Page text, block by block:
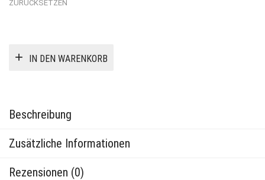
ZURÜCKSETZEN
IN DEN WARENKORB
Beschreibung
Zusätzliche Informationen
Rezensionen (0)